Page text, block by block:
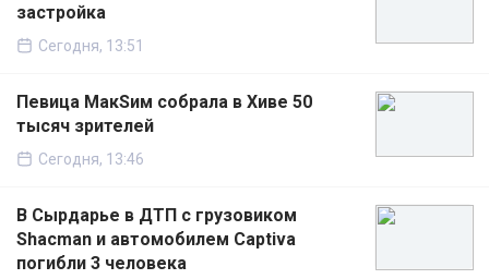
застройка
Сегодня, 13:51
Певица МакSим собрала в Хиве 50
тысяч зрителей
Сегодня, 13:46
В Сырдарье в ДТП с грузовиком
Shacman и автомобилем Captiva
погибли 3 человека